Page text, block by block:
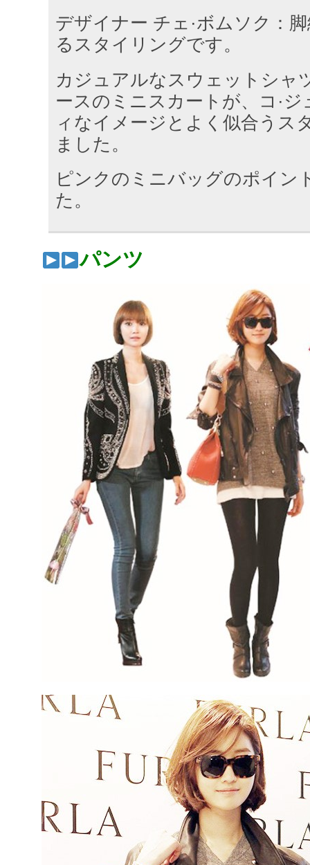
デザイナー チェ·ボムソク：
るスタイリングです。
カジュアルなスウェットシャ
ースのミニスカートが、コ·
ィなイメージとよく似合うス
ました。
ピンクのミニバッグのポイン
た。
パンツ